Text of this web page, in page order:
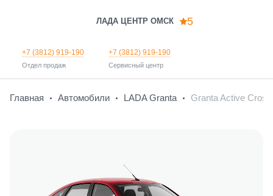
ЛАДА ЦЕНТР ОМСК 5
+7 (3812) 919-190
Отдел продаж
+7 (3812) 919-190
Сервисный центр
Главная Автомобили LADA Granta Granta Active